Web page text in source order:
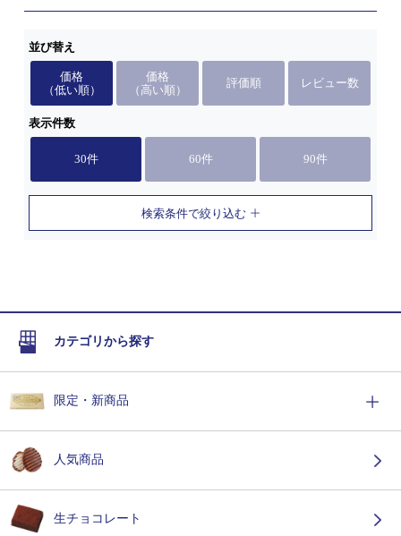
並び替え
価格
（低い順）
価格
（高い順）
評価順 レビュー数
表示件数
30件 60件 90件
検索条件で絞り込む
カテゴリから探す
限定・新商品
人気商品
生チョコレート